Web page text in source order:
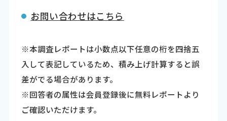
お問い合わせはこちら
※本調査レポートは小数点以下任意の桁を四捨五
入して表記しているため、積み上げ計算すると誤
差がでる場合があります。
※回答者の属性は会員登録後に無料レポートより
ご確認いただけます。